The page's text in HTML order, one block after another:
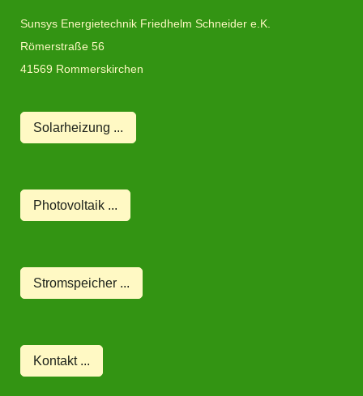
Sunsys Energietechnik Friedhelm Schneider e.K.
Römerstraße 56
41569 Rommerskirchen
Solarheizung ...
Photovoltaik ...
Stromspeicher ...
Kontakt ...